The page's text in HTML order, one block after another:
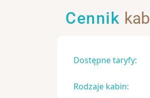
Cennik
Dostępne taryfy:
Rodzaje kabin: